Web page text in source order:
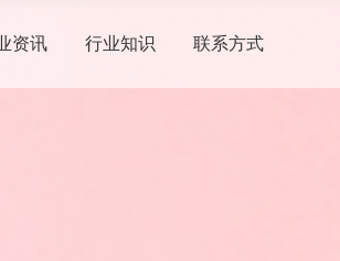
资讯 行业知识 联系方式